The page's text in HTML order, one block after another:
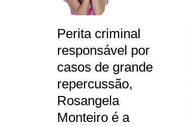
Perita criminal
responsável por
casos de grande
repercussão,
Rosangela
Monteiro é a